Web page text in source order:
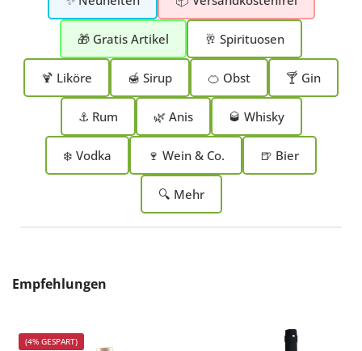
🎁 Gratis Artikel 🥂 Spirituosen
🍹 Liköre 🍯 Sirup 🍊 Obst 🍸 Gin
⚓ Rum 🌿 Anis 🥃 Whisky
❄️ Vodka 🍷 Wein & Co. 🍺 Bier
🔍 Mehr
Produktgalerie überspringen
Empfehlungen
(4% GESPART)